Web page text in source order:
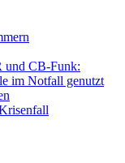
und CB-Funk:
im Notfall genutzt